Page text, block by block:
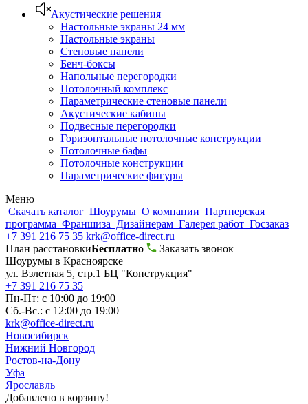
Акустические решения
Настольные экраны 24 мм
Настольные экраны
Стеновые панели
Бенч-боксы
Напольные перегородки
Потолочный комплекс
Параметрические стеновые панели
Акустические кабины
Подвесные перегородки
Горизонтальные потолочные конструкции
Потолочные бафы
Потолочные конструкции
Параметрические фигуры
Меню
Скачать каталог Шоурумы О компании Партнерская
программа Франшиза Дизайнерам Галерея работ Госзаказ
+7 391 216 75 35 krk@office-direct.ru
План расстановкиБесплатно
Заказать звонок
Шоурумы в Красноярске
ул. Взлетная 5, стр.1 БЦ "Конструкция"
+7 391 216 75 35
Пн-Пт: с 10:00 до 19:00
Сб.-Вс.: с 12:00 до 19:00
krk@office-direct.ru
Новосибирск
Нижний Новгород
Ростов-на-Дону
Уфа
Ярославль
Добавлено в корзину!